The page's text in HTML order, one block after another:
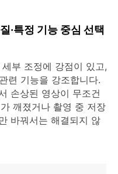
·특정 기능 중심 선택
부 조정에 강점이 있고,
련 기능을 강조합니다.
손상된 영상이 무조건
깨졌거나 촬영 중 저장
바꿔서는 해결되지 않